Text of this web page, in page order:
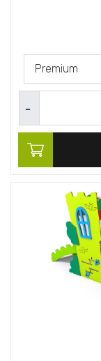
Premium